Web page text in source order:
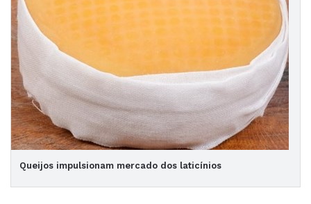
Queijos impulsionam mercado dos laticínios